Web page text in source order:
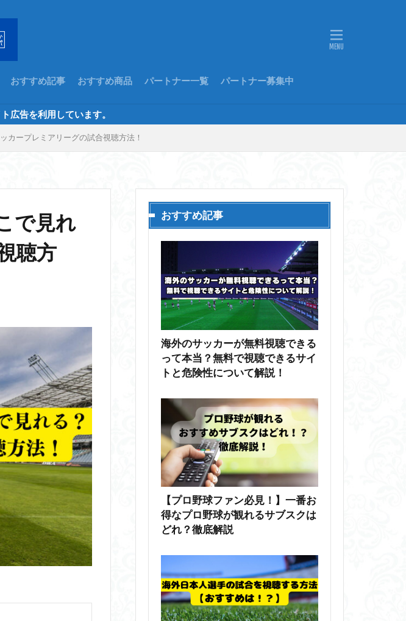
おすすめ記事 おすすめ商品 パートナー一覧 パートナー募集中
広告を利用しています。
カープレミアリーグの試合視聴方法！
で見れ
聴方
おすすめ記事
海外のサッカーが無料視聴できる
って本当？無料で視聴できるサイ
トと危険性について解説！
【プロ野球ファン必見！】一番お
得なプロ野球が観れるサブスクは
どれ？徹底解説